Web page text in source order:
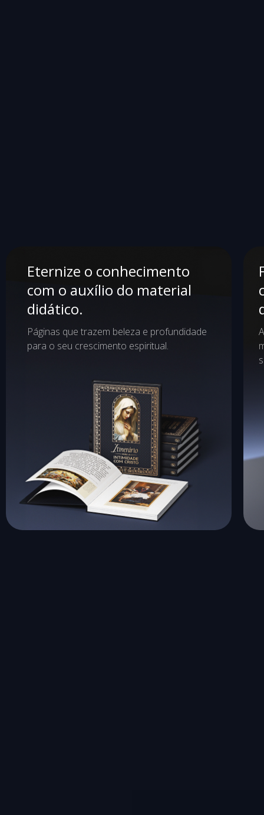
Eternize o conhecimento
com o auxílio do material
didático.
Páginas que trazem beleza e profundidade
para o seu crescimento espiritual.